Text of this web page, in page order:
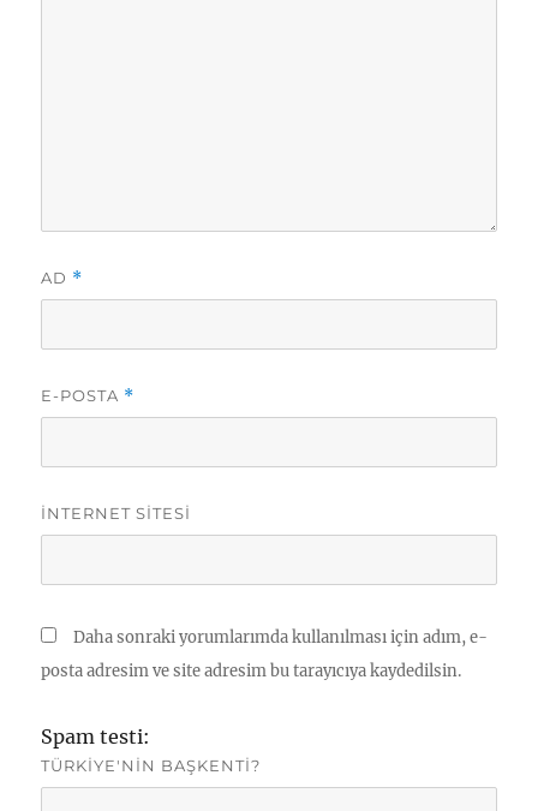
AD *
E-POSTA *
İNTERNET SITESI
Daha sonraki yorumlarımda kullanılması için adım, e-
posta adresim ve site adresim bu tarayıcıya kaydedilsin.
Spam testi:
TÜRKIYE'NIN BAŞKENTI?